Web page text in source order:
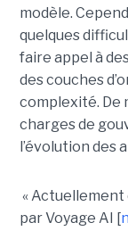
modèle.
quelques
faire appel à
des couches
complexité. De
charges de
l’évolution des
«
par Voyage AI [